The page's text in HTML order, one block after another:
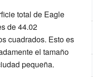
total de Eagle
de 44.02
cuadrados. Esto es
el tamaño
pequeña.